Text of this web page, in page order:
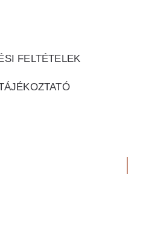
FELTÉTELEK